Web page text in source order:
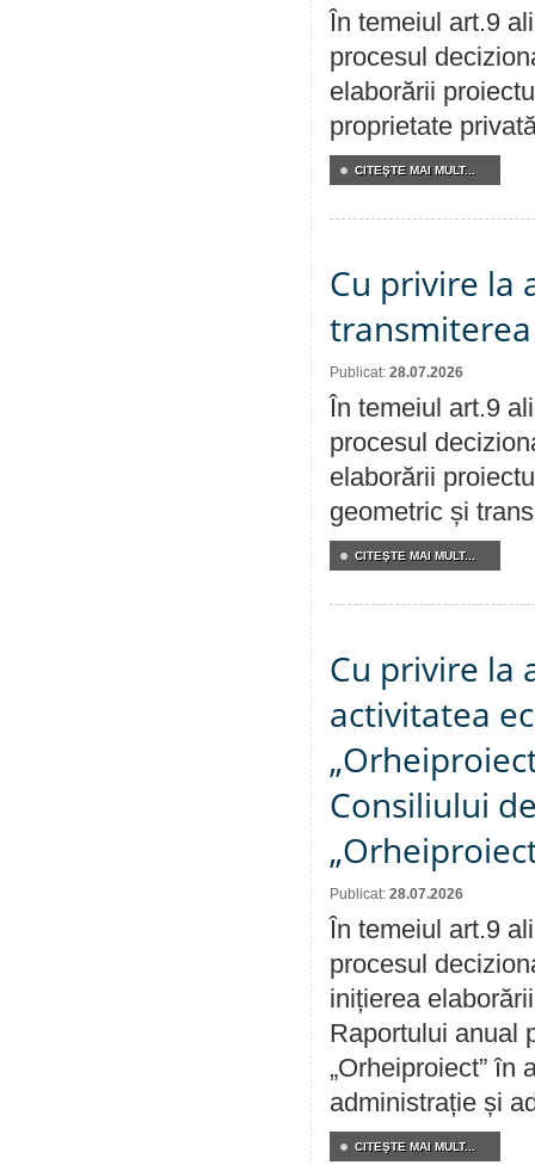
În temeiul art.9
procesul
elaborării
proprietate
CITEŞTE MAI MULT...
Cu privire la
Publicat: 28.07.2026
În temeiul art.9
procesul
elaborării
geometric și
CITEŞTE MAI MULT...
Cu privire la
activitatea
Consiliului
Publicat: 28.07.2026
În temeiul art.9
procesul
inițierea
Raportului anual
„Orheiproiect” în
administrație și
CITEŞTE MAI MULT...